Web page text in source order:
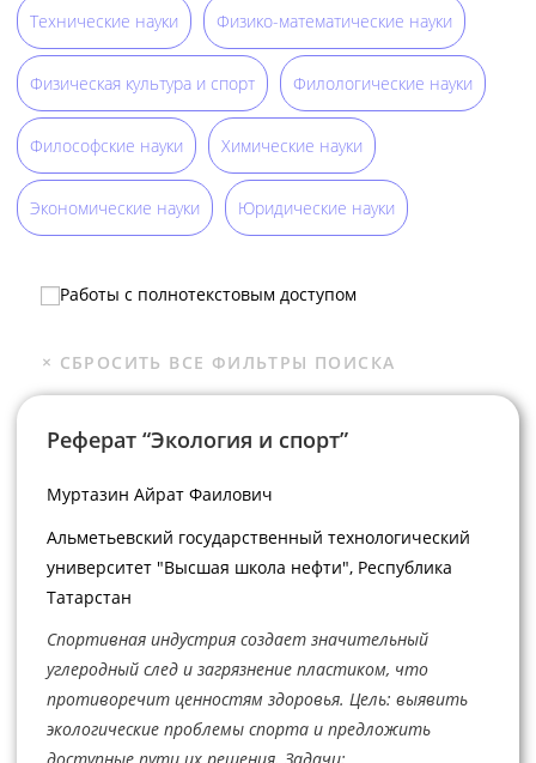
Технические науки Физико-математические науки
Физическая культура и спорт Филологические науки
Философские науки Химические науки
Экономические науки Юридические науки
Работы с полнотекстовым доступом
Реферат “Экология и спорт”
Муртазин Айрат Фаилович
Альметьевский государственный технологический
университет "Высшая школа нефти", Республика
Татарстан
Спортивная индустрия создает значительный
углеродный след и загрязнение пластиком, что
противоречит ценностям здоровья. Цель: выявить
экологические проблемы спорта и предложить